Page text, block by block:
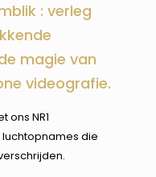
: verleg
magie van
videografie.
ons NR1
die